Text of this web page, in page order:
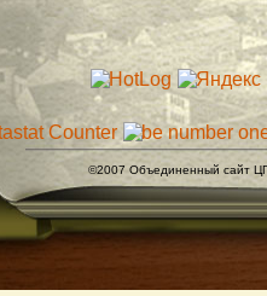
©2007 Объединенный сайт